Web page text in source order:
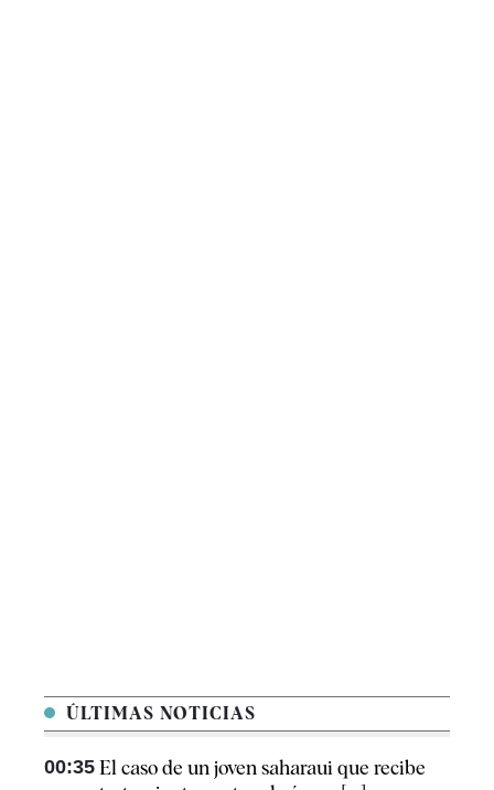
ÚLTIMAS NOTICIAS
00:35 El caso de un joven saharaui que recibe